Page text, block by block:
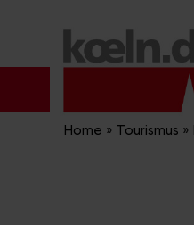
Inhalt
Home » Tourismus »